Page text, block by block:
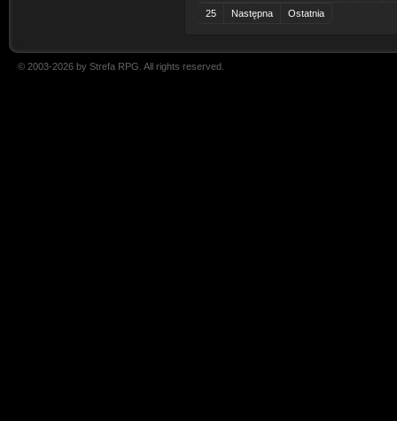
25 Następna Ostatnia
© 2003-2026 by Strefa RPG. All rights reserved.